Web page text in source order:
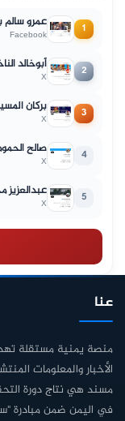
1 عمرو سالم
Facebook
2 أبوخالد
X
3 بركان
X
4 صالح
X
5 عبدالعزيز
X
عنا
منصة يمنية مستقلة
الأخبار والمعلومات
مسند هي نتاج دورة
في اليمن ضمن مبادرة